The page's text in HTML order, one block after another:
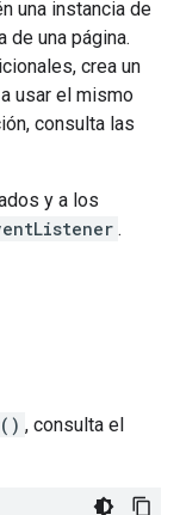
una instancia de
de una página.
crea un
usar el mismo
consulta las
y a los
.
, consulta el